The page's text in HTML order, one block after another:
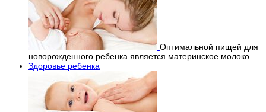
Оптимальной пищей для
новорожденного ребенка является материнское молоко...
Здоровье ребенка